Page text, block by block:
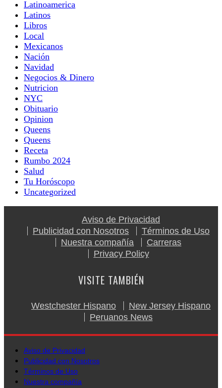
Latinoamerica
Latinos
Libros
Local
Mexicanos
Nación
Navidad
Negocios & Dinero
Nutricion
NYC
Obituario
Opinion
Queens
Queens
Receta
Rumbo 2024
Salud
Tu Horóscopo
Uncategorized
Aviso de Privacidad
Publicidad con Nosotros
Términos de Uso
Nuestra compañía
Carreras
Privacy Policy
VISITE TAMBIÉN
Westchester Hispano
New Jersey Hispano
Peruanos News
Aviso de Privacidad
Publicidad con Nosotros
Términos de Uso
Nuestra compañía